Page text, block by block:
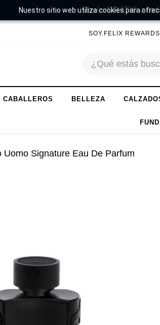
Nuestro sitio web utiliza cookies para
Envío GRATIS a
SOY.FELIX REWARDS
CABALLEROS BELLEZA
Uomo Signature Eau De Parfum